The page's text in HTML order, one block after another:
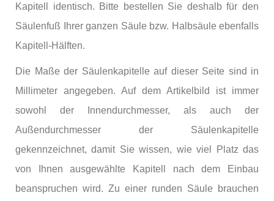
Kapitell identisch. Bitte bestellen Sie deshalb für den
Säulenfuß Ihrer ganzen Säule bzw. Halbsäule ebenfalls
Kapitell-Hälften.
Die Maße der Säulenkapitelle auf dieser Seite sind in
Millimeter angegeben. Auf dem Artikelbild ist immer
sowohl der Innendurchmesser, als auch der
Außendurchmesser der Säulenkapitelle
gekennzeichnet, damit Sie wissen, wie viel Platz das
von Ihnen ausgewählte Kapitell nach dem Einbau
beanspruchen wird. Zu einer runden Säule brauchen